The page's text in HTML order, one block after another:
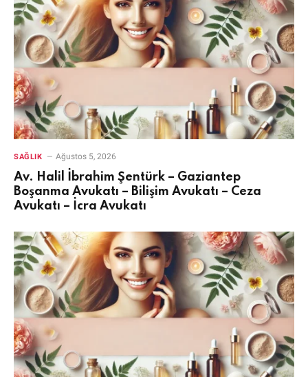
SAĞLIK Ağustos 5, 2026
Av. Halil İbrahim Şentürk – Gaziantep
Boşanma Avukatı – Bilişim Avukatı – Ceza
Avukatı – İcra Avukatı